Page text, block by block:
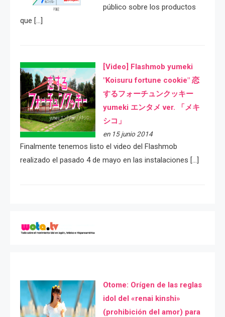
público sobre los productos
que […]
[Video] Flashmob yumeki
"Koisuru fortune cookie" 恋
するフォーチュンクッキー
yumeki エンタメ ver. 「メキ
シコ」
en 15 junio 2014
Finalmente tenemos listo el video del Flashmob
realizado el pasado 4 de mayo en las instalaciones […]
Otome: Orígen de las reglas
idol del «renai kinshi»
(prohibición del amor) para